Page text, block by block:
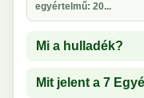
egyértelmű: 20...
Mi a hulladék?
Mit jelent a 7